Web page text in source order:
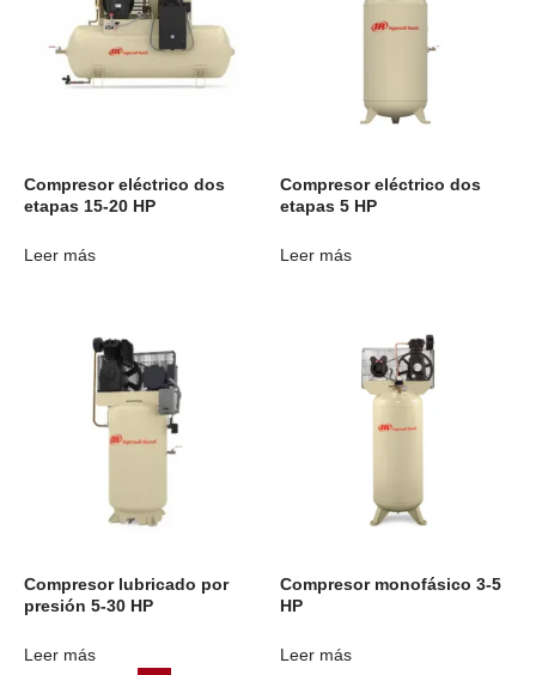
Compresor eléctrico dos
etapas 15-20 HP
Leer más
Compresor eléctrico dos
etapas 5 HP
Leer más
Compresor lubricado por
presión 5-30 HP
Leer más
Compresor monofásico 3-5
HP
Leer más